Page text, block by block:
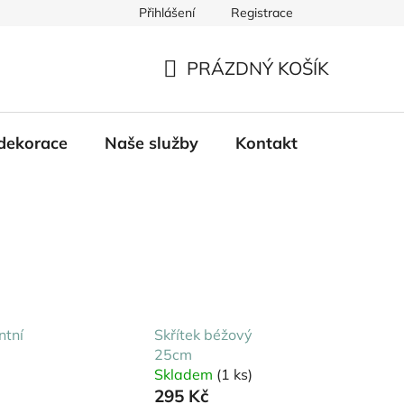
Přihlášení Registrace
KOŠÍK
PRÁZDNÝ KOŠÍK
Naše služby Kontakt
Skřítek béžový
25cm
Skladem (1 ks)
295 Kč